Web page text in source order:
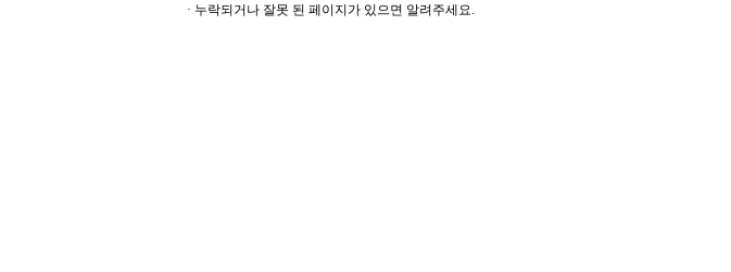
· 누락되거나 잘못 된 페이지가 있으면 알려주세요.